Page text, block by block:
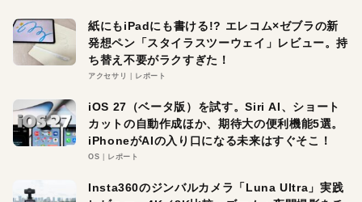
紙にもiPadにも書ける!? エレコム×ゼブラの新
発想ペン「スタイラスツーウェイ」レビュー。持
ち替え不要がラクすぎた！
アクセサリ レポート
iOS 27（ベータ版）を試す。Siri AI、ショート
カットの自動作成ほか、期待大の便利機能5選。
iPhoneがAIの入り口になる未来はすぐそこ！
OS レポート
Insta360のジンバルカメラ「Luna Ultra」実践